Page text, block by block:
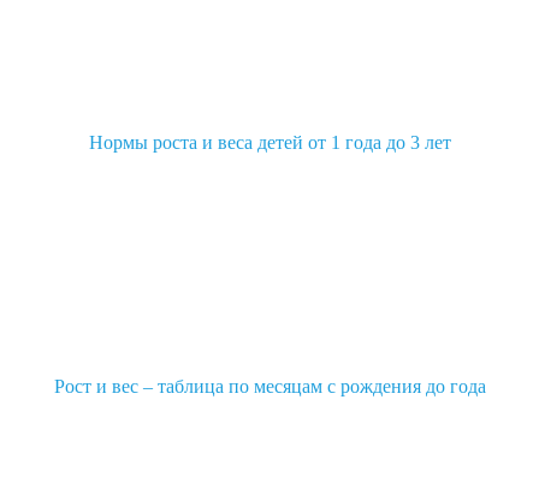
Нормы роста и веса детей от 1 года до 3 лет
Рост и вес – таблица по месяцам с рождения до года